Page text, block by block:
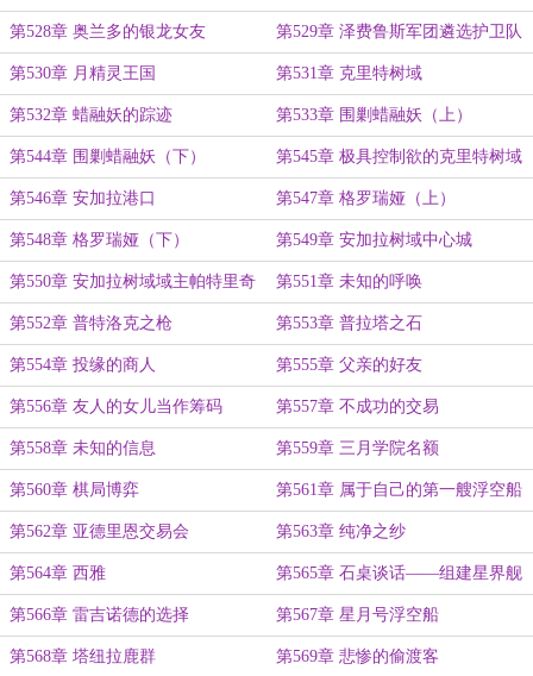
第528章 奥兰多的银龙女友 第529章 泽费鲁斯军团遴选护卫队
第530章 月精灵王国 第531章 克里特树域
第532章 蜡融妖的踪迹 第533章 围剿蜡融妖（上）
第544章 围剿蜡融妖（下） 第545章 极具控制欲的克里特树域
域主
第546章 安加拉港口 第547章 格罗瑞娅（上）
第548章 格罗瑞娅（下） 第549章 安加拉树域中心城
第550章 安加拉树域域主帕特里奇 第551章 未知的呼唤
第552章 普特洛克之枪 第553章 普拉塔之石
第554章 投缘的商人 第555章 父亲的好友
第556章 友人的女儿当作筹码 第557章 不成功的交易
第558章 未知的信息 第559章 三月学院名额
第560章 棋局博弈 第561章 属于自己的第一艘浮空船
第562章 亚德里恩交易会 第563章 纯净之纱
第564章 西雅 第565章 石桌谈话——组建星界舰
队的目标
第566章 雷吉诺德的选择 第567章 星月号浮空船
第568章 塔纽拉鹿群 第569章 悲惨的偷渡客